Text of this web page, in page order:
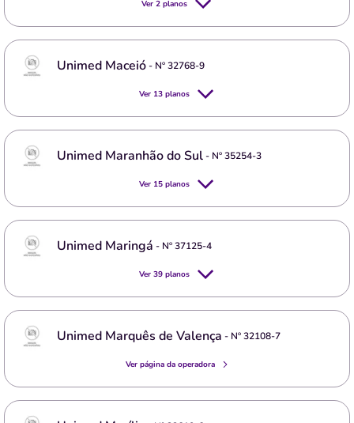
Ver 2 planos
Unimed Maceió- Nº32768-9
Ver 13 planos
Unimed Maranhão do Sul- Nº35254-3
Ver 15 planos
Unimed Maringá - Nº37125-4
Ver 39 planos
Unimed Marquês de Valença - Nº32108-7
Ver página da operadora